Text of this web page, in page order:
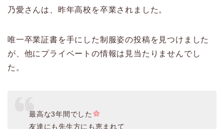
乃愛さんは、昨年高校を卒業されました。
唯一卒業証書を手にした制服姿の投稿を見つけました
が、他にプライベートの情報は見当たりませんでし
た。
最高な3年間でした
友達にも先生方にも恵まれて